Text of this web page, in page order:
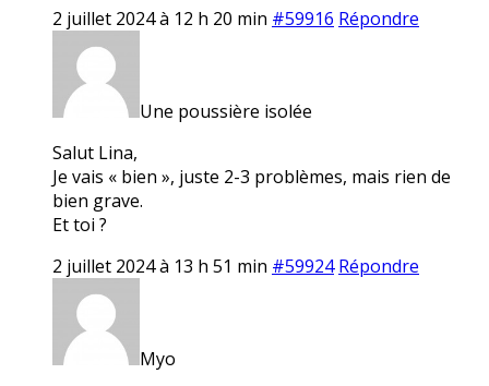
2 juillet 2024 à 12 h 20 min #59916 Répondre
Une poussière isolée
Salut Lina,
Je vais « bien », juste 2-3 problèmes, mais rien de
bien grave.
Et toi ?
2 juillet 2024 à 13 h 51 min #59924 Répondre
Myo